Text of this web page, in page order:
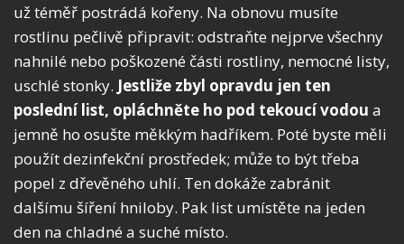
už téměř postrádá kořeny. Na obnovu musíte
rostlinu pečlivě připravit: odstraňte nejprve všechny
nahnilé nebo poškozené části rostliny, nemocné listy,
uschlé stonky. Jestliže zbyl opravdu jen ten
poslední list, opláchněte ho pod tekoucí vodou a
jemně ho osušte měkkým hadříkem. Poté byste měli
použít dezinfekční prostředek; může to být třeba
popel z dřevěného uhlí. Ten dokáže zabránit
dalšímu šíření hniloby. Pak list umístěte na jeden
den na chladné a suché místo.